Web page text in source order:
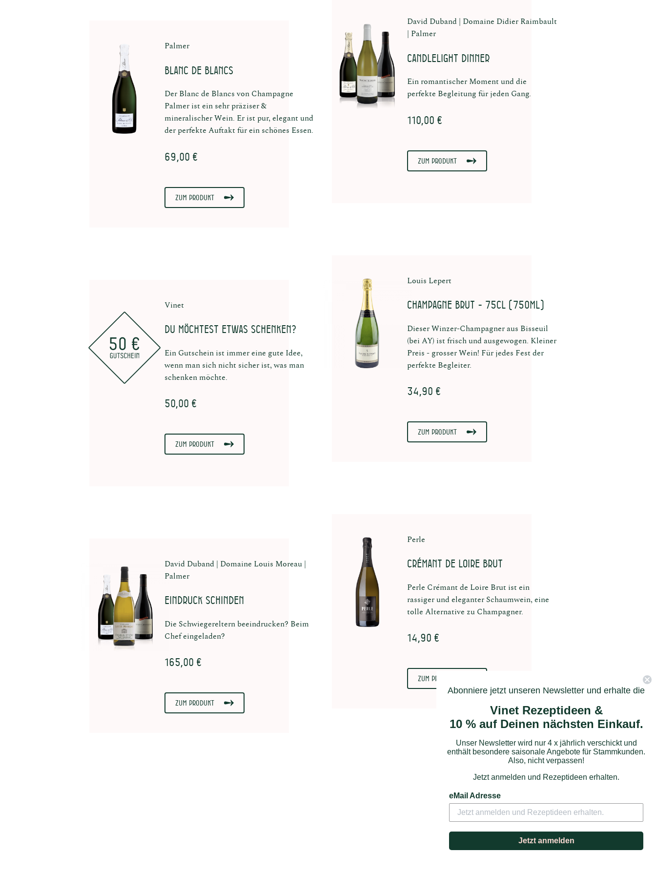
Palmer
Blanc de Blancs
Der Blanc de Blancs von Champagne
Palmer ist ein sehr präziser &
mineralischer Wein. Er ist pur, elegant und
der perfekte Auftakt für ein schönes Essen.
69,00 €
Zum Produkt
David Duband
Domaine Didier Raimbault
Palmer
Candlelight Dinner
Ein romantischer Moment und die
perfekte Begleitung für jeden Gang.
110,00 €
Zum Produkt
Vinet
Du möchtest etwas schenken?
Ein Gutschein ist immer eine gute Idee,
wenn man sich nicht sicher ist, was man
schenken möchte.
50,00 €
Zum Produkt
Louis Lepert
Champagne Brut - 75CL (750ml)
Dieser Winzer-Champagner aus Bisseuil
(bei AY) ist frisch und ausgewogen. Kleiner
Preis - grosser Wein! Für jedes Fest der
perfekte Begleiter.
34,90 €
Zum Produkt
David Duband
Domaine Louis Moreau
Palmer
Eindruck schinden
Die Schwiegereltern beeindrucken? Beim
Chef eingeladen?
165,00 €
Zum Produkt
Perle
Crémant de Loire Brut
Perle Crémant de Loire Brut ist ein
rassiger und eleganter Schaumwein, eine
tolle Alternative zu Champagner.
14,90 €
Zum Produkt
Abonniere jetzt unseren Newsletter und erhalte die
Vinet Rezeptideen &
10 % auf Deinen nächsten Einkauf.
Unser Newsletter wird nur 4 x jährlich verschickt und
enthält besondere saisonale Angebote für Stammkunden.
Also, nicht verpassen!
Jetzt anmelden und Rezeptideen erhalten.
eMail Adresse
Jetzt anmelden